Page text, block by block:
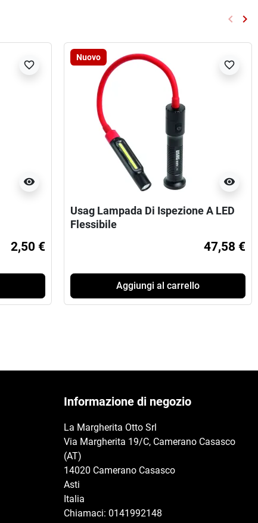
keyboard_arrow_left keyboard_arrow_right
visibility
favorite_border
2,50 €
Nuovo
visibility
favorite_border
Usag Lampada Di Ispezione A LED
Flessibile
47,58 €
Aggiungi al carrello
Informazione di negozio
La Margherita Otto Srl
Via Margherita 19/C, Camerano Casasco
(AT)
14020 Camerano Casasco
Asti
Italia
Chiamaci: 0141992148